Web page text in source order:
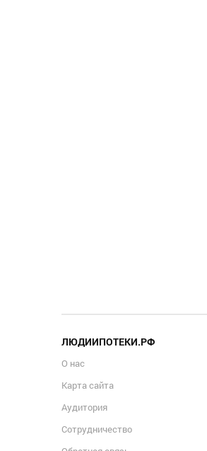
ЛЮДИИПОТЕКИ.РФ
О нас
Карта сайта
Аудитория
Сотрудничество